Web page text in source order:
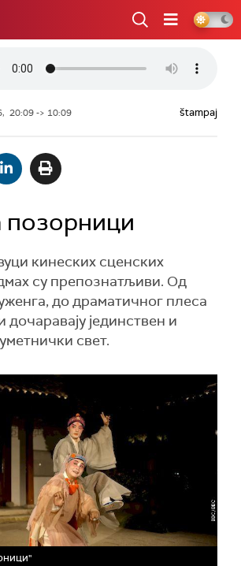
20:09 -> 10:09 štampaj
позорници
кинеских сценских
су препознатљиви. Од
до драматичног плеса
дочаравају јединствен и
свет.